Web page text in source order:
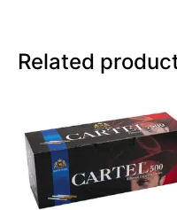
Related